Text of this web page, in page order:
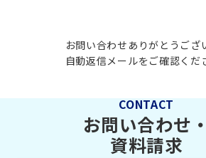
お問い合わせありがとうござ
自動返信メールをご確認くだ
CONTACT
お問い合わせ・
資料請求